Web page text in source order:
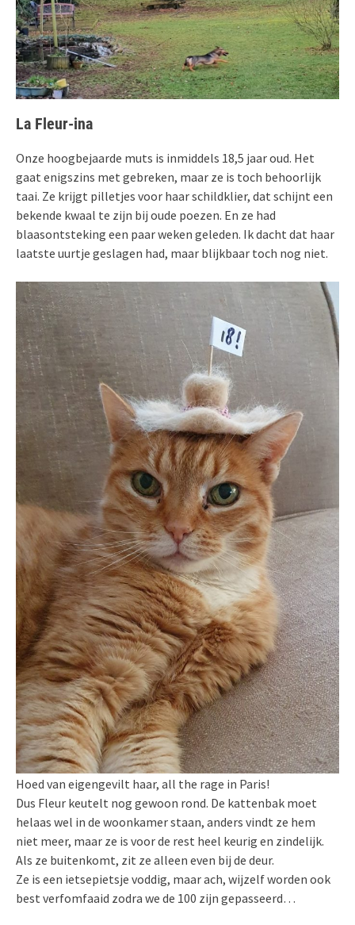
La Fleur-ina
Onze hoogbejaarde muts is inmiddels 18,5 jaar oud. Het
gaat enigszins met gebreken, maar ze is toch behoorlijk
taai. Ze krijgt pilletjes voor haar schildklier, dat schijnt een
bekende kwaal te zijn bij oude poezen. En ze had
blaasontsteking een paar weken geleden. Ik dacht dat haar
laatste uurtje geslagen had, maar blijkbaar toch nog niet.
Hoed van eigengevilt haar, all the rage in Paris!
Dus Fleur keutelt nog gewoon rond. De kattenbak moet
helaas wel in de woonkamer staan, anders vindt ze hem
niet meer, maar ze is voor de rest heel keurig en zindelijk.
Als ze buitenkomt, zit ze alleen even bij de deur.
Ze is een ietsepietsje voddig, maar ach, wijzelf worden ook
best verfomfaaid zodra we de 100 zijn gepasseerd…